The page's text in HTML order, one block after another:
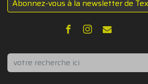
Abonnez-vous à la newsletter de
Rechercher